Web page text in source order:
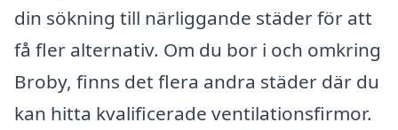
din sökning till närliggande städer för att
få fler alternativ. Om du bor i och omkring
Broby, finns det flera andra städer där du
kan hitta kvalificerade ventilationsfirmor.